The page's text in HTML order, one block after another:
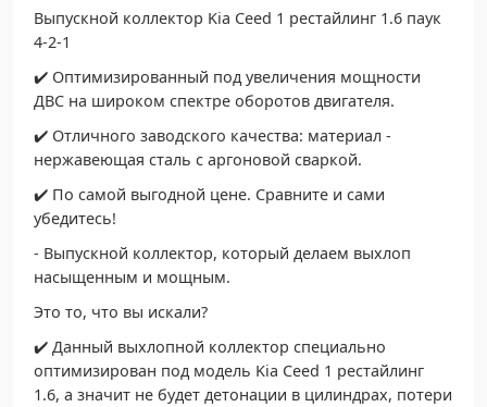
Выпускной коллектор Kia Ceed 1 рестайлинг 1.6 паук
4-2-1
✔️ Оптимизированный под увеличения мощности
ДВС на широком спектре оборотов двигателя.
✔️ Отличного заводского качества: материал -
нержавеющая сталь с аргоновой сваркой.
✔️ По самой выгодной цене. Сравните и сами
убедитесь!
- Выпускной коллектор, который делаем выхлоп
насыщенным и мощным.
Это то, что вы искали?
✔️ Данный выхлопной коллектор специально
оптимизирован под модель Kia Ceed 1 рестайлинг
1.6, а значит не будет детонации в цилиндрах, потери